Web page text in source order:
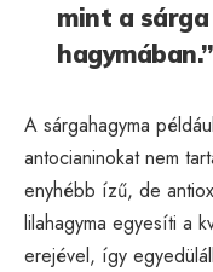
mint a
hagymában.”
A sárgahagyma
antocianinokat nem
enyhébb ízű, de
lilahagyma egyesíti a
erejével, így